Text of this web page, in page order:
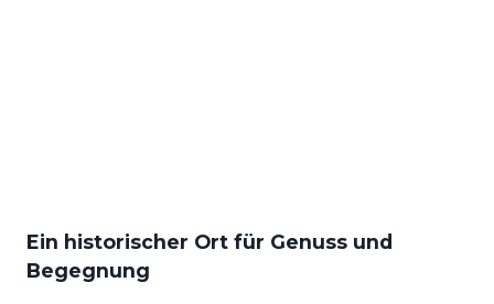
Ein historischer Ort für Genuss und
Begegnung